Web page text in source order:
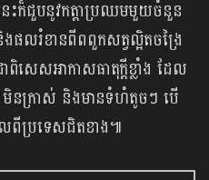
ះក៏ជួបនូវកត្តាប្រឈមមួយចំនួន
ផលរំខានពីពពួកសត្វល្អិតចង្រៃ
សេសអាកាសធាតុក្ដីខ្លាំង ដែល
មិនក្រាស់ និងមានទំហំតូចៗ បើ
ពីប្រទេសជិតខាង៕